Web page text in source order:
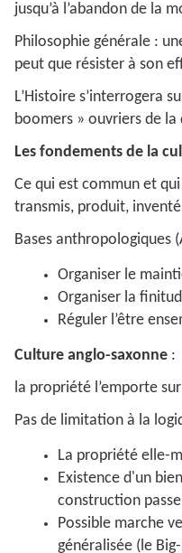
jusqu’à l’abandon de la
Philosophie générale :
peut que résister à son
L’Histoire s’interrogera
boomers » ouvriers de
Les fondements de la
Ce qui est commun et
transmis, produit,
Bases anthropologiques
Organiser le
Organiser la
Réguler l’être
Culture anglo-saxonne :
la propriété l’emporte
Pas de limitation à la
La propriété elle-
Existence d'un
construction
Possible marche
généralisée (le